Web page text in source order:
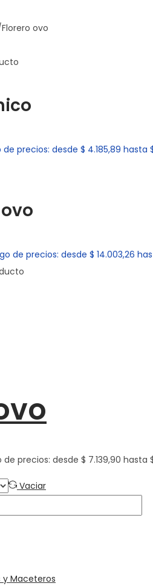
Florero ovo
de precios: desde $ 4.185,89 hasta
de precios: desde $ 14.003,26
de precios: desde $ 7.139,90 hasta
Vaciar
y Maceteros